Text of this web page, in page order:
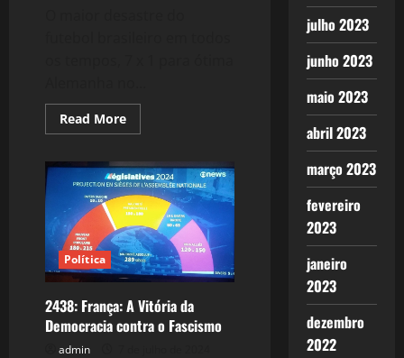
Read MoreRead
more
Eterno
7
x
1
do
Mineirão
–
10
anos
depois!
Política
2438: França: A Vitória da
Democracia contra o Fascismo
admin
julho 2023
junho 2023
maio 2023
abril 2023
março 2023
fevereiro
2023
janeiro
2023
dezembro
2022